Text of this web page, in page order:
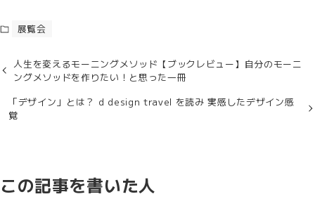
展覧会
人生を変えるモーニングメソッド【ブックレビュー】自分のモーニ
ングメソッドを作りたい！と思った一冊
「デザイン」とは？ d design travel を読み 実感したデザイン感
覚
この記事を書いた人